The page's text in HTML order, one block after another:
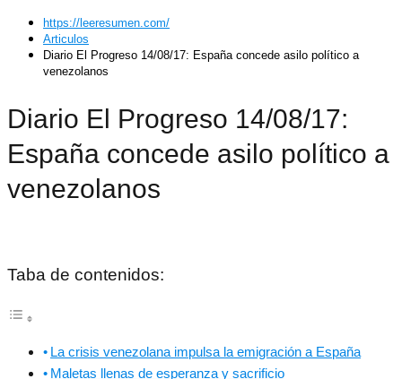
https://leeresumen.com/
Articulos
Diario El Progreso 14/08/17: España concede asilo político a
venezolanos
Diario El Progreso 14/08/17:
España concede asilo político a
venezolanos
Taba de contenidos:
La crisis venezolana impulsa la emigración a España
Maletas llenas de esperanza y sacrificio